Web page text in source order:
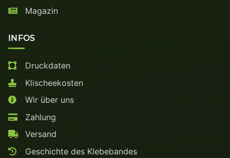
Magazin
INFOS
Druckdaten
Klischeekosten
Wir über uns
Zahlung
Versand
Geschichte des Klebebandes